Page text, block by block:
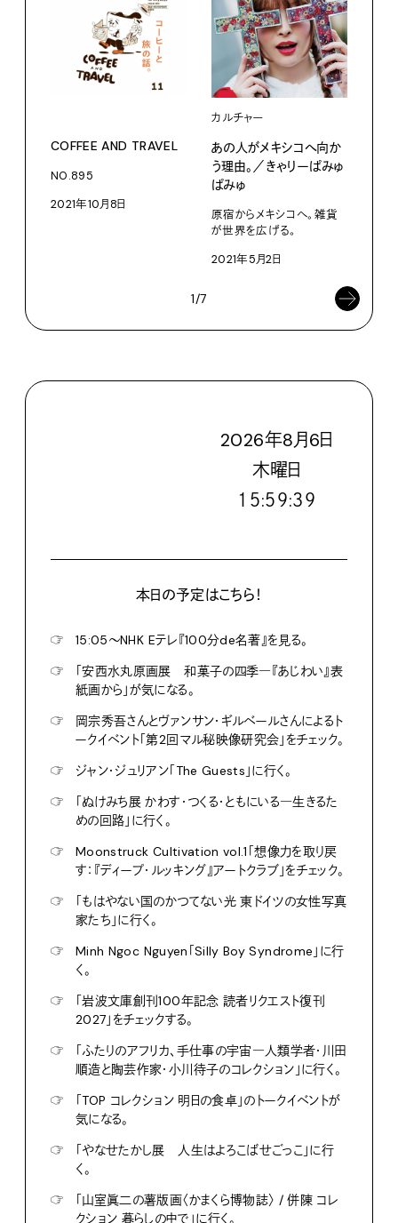
COFFEE AND TRAVEL
NO.895
2021年10月8日
カルチャー
あの人がメキシコへ向か
う理由。／きゃりーぱみゅ
ぱみゅ
原宿からメキシコへ。雑貨
が世界を広げる。
2021年5月2日
1/7
2026年8月6日
木曜日
１５:５９:４０
本日の予定はこちら！
☞
15:05〜NHK Eテレ『100分de名著』を見る。
☞
「安西水丸原画展 和菓子の四季―『あじわい』表
紙画から」が気になる。
☞
岡宗秀吾さんとヴァンサン・ギルベールさんによるト
ークイベント「第2回マル秘映像研究会」をチェック。
☞
ジャン・ジュリアン「The Guests」に行く。
☞
「ぬけみち展 かわす・つくる・ともにいる―生きるた
めの回路」に行く。
☞
Moonstruck Cultivation vol.1「想像力を取り戻
す：『ディープ・ルッキング』アートクラブ」をチェック。
☞
「もはやない国のかつてない光 東ドイツの女性写真
家たち」に行く。
☞
Minh Ngoc Nguyen「Silly Boy Syndrome」に行
く。
☞
「岩波文庫創刊100年記念 読者リクエスト復刊
2027」をチェックする。
☞
「ふたりのアフリカ、手仕事の宇宙―人類学者・川田
順造と陶芸作家・小川待子のコレクション」に行く。
☞
「TOP コレクション 明日の食卓」のトークイベントが
気になる。
☞
「やなせたかし展 人生はよろこばせごっこ」に行
く。
☞
「山室眞二の薯版画〈かまくら博物誌〉 / 併陳 コレ
クション 暮らしの中で」に行く。